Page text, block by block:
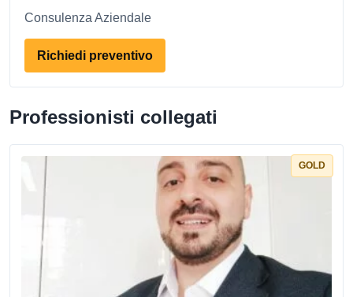
Consulenza Aziendale
Richiedi preventivo
Professionisti collegati
GOLD